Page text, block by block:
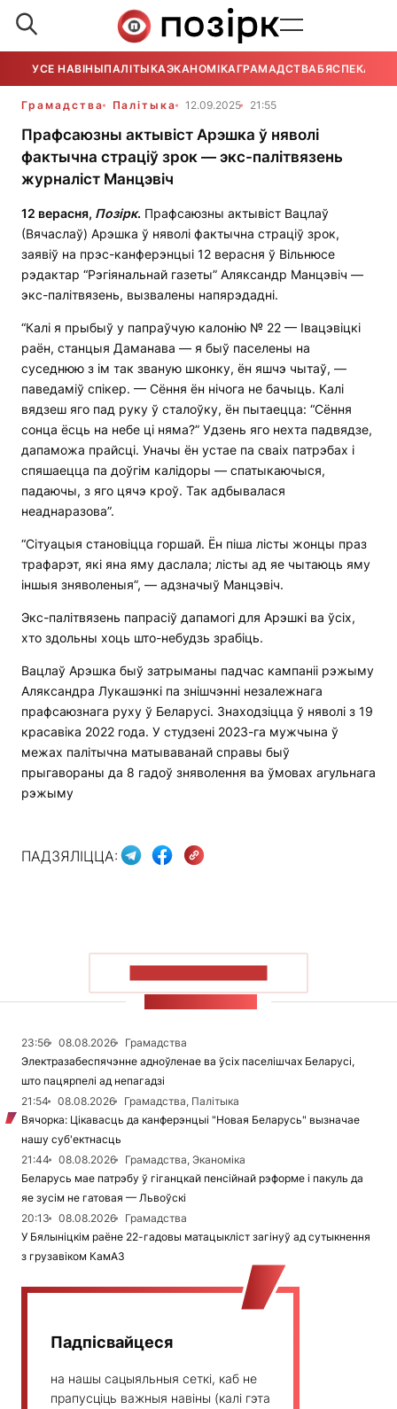
УСЕ НАВІНЫПАЛІТЫКАЭКАНОМІКАГРАМАДСТВАБЯСПЕКА
Грамадства Палітыка 12.09.2025 21:55
Прафсаюзны актывіст Арэшка ў няволі
фактычна страціў зрок — экс-палітвязень
журналіст Манцэвіч
12 верасня, Позірк. Прафсаюзны актывіст Вацлаў
(Вячаслаў) Арэшка ў няволі фактычна страціў зрок,
заявіў на прэс-канферэнцыі 12 верасня ў Вільнюсе
рэдактар “Рэгіянальнай газеты” Аляксандр Манцэвіч —
экс-палітвязень, вызвалены напярэдадні.
“Калі я прыбыў у папраўчую калонію № 22 — Івацэвіцкі
раён, станцыя Даманава — я быў паселены на
суседнюю з ім так званую шконку, ён яшчэ чытаў, —
паведаміў спікер. — Сёння ён нічога не бачыць. Калі
вядзеш яго пад руку ў сталоўку, ён пытаецца: “Сёння
сонца ёсць на небе ці няма?” Удзень яго нехта падвядзе,
дапаможа прайсці. Уначы ён устае па сваіх патрэбах і
спяшаецца па доўгім калідоры — спатыкаючыся,
падаючы, з яго цячэ кроў. Так адбывалася
неаднаразова”.
“Сітуацыя становіцца горшай. Ён піша лісты жонцы праз
трафарэт, які яна яму даслала; лісты ад яе чытаюць яму
іншыя зняволеныя”, — адзначыў Манцэвіч.
Экс-палітвязень папрасіў дапамогі для Арэшкі ва ўсіх,
хто здольны хоць што-небудзь зрабіць.
Вацлаў Арэшка быў затрыманы падчас кампаніі рэжыму
Аляксандра Лукашэнкі па знішчэнні незалежнага
прафсаюзнага руху ў Беларусі. Знаходзіцца ў няволі з 19
красавіка 2022 года. У студзені 2023-га мужчына ў
межах палітычна матываванай справы быў
прыгавораны да 8 гадоў зняволення ва ўмовах агульнага
рэжыму
ПАДЗЯЛІЦЦА:
23:56 08.08.2026
Грамадства
Электразабеспячэнне адноўленае ва ўсіх паселішчах Беларусі,
што пацярпелі ад непагадзі
21:54
08.08.2026
Грамадства, Палітыка
Вячорка: Цікавасць да канферэнцыі "Новая Беларусь" вызначае
нашу суб'ектнасць
21:44
08.08.2026
Грамадства, Эканоміка
Беларусь мае патрэбу ў гіганцкай пенсійнай рэформе і пакуль да
яе зусім не гатовая — Львоўскі
20:13
08.08.2026
Грамадства
У Бялыніцкім раёне 22-гадовы матацыкліст загінуў ад сутыкнення
з грузавіком КамАЗ
Падпісвайцеся
на нашы сацыяльныя сеткі, каб не
прапусціць важныя навіны (калі гэта